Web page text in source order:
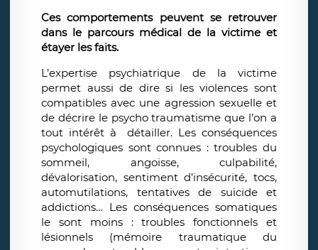
Ces comportements peuvent se retrouver
dans le parcours médical de la victime et
étayer les faits.
L’expertise psychiatrique de la victime
permet aussi de dire si les violences sont
compatibles avec une agression sexuelle et
de décrire le psycho traumatisme que l’on a
tout intérêt à détailler. Les conséquences
psychologiques sont connues : troubles du
sommeil, angoisse, culpabilité,
dévalorisation, sentiment d’insécurité, tocs,
automutilations, tentatives de suicide et
addictions… Les conséquences somatiques
le sont moins : troubles fonctionnels et
lésionnels (mémoire traumatique du